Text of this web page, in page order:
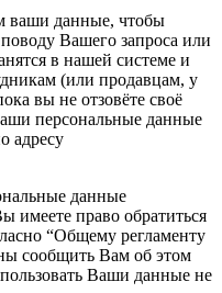
данные, чтобы
Вашего запроса или
в нашей системе и
(или продавцам, у
вы не отзовёте своё
персональные данные
адресу
данные
имеете право обратиться
“Общему регламенту
сообщить Вам об этом
Ваши данные не